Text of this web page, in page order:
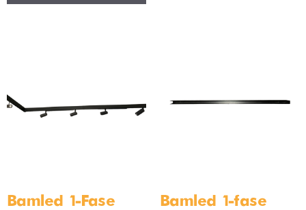
Bamled 1-Fase
Bamled 1-fase